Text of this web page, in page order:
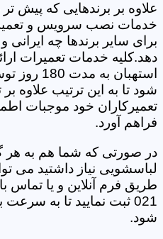
علاوه بر برندهایی که پیش
خدمات نصب سرویس و
برای سایر برندها چه
دهد.کلیه خدمات تعمیرات
استهبان
شود تا به این ترتیب علاوه
تعمیرکاران خود موجبات
فراهم آورد.
در صورتی که شما هم به هر
لباسشویی نیاز داشتید می
021 ثبت نمایید تا به
شود.